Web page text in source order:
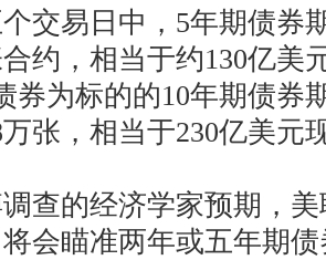
易日中，5年期债券
约，相当于约130亿美
券为标的的10年期债券
张，相当于230亿美元
的经济学家预期，美
会瞄准两年或五年期